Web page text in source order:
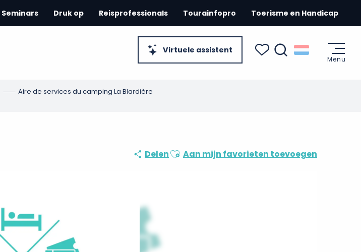
Virtuele assistent
Seminars Druk op Reisprofessionals Tourainfopro Toerisme en Handicap
Menu
Aire de services du camping La Blardière
DelenAjouter aux favoris
Aan mijn favorieten toevoegen